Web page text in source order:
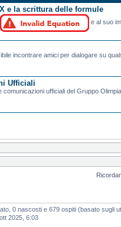
e la scrittura delle formule
e al suo
incontrare amici per dialogare su
Ufficiali
comunicazioni ufficiali del Gruppo
0 nascosti e 679 ospiti (basato sugli
2025, 6:03